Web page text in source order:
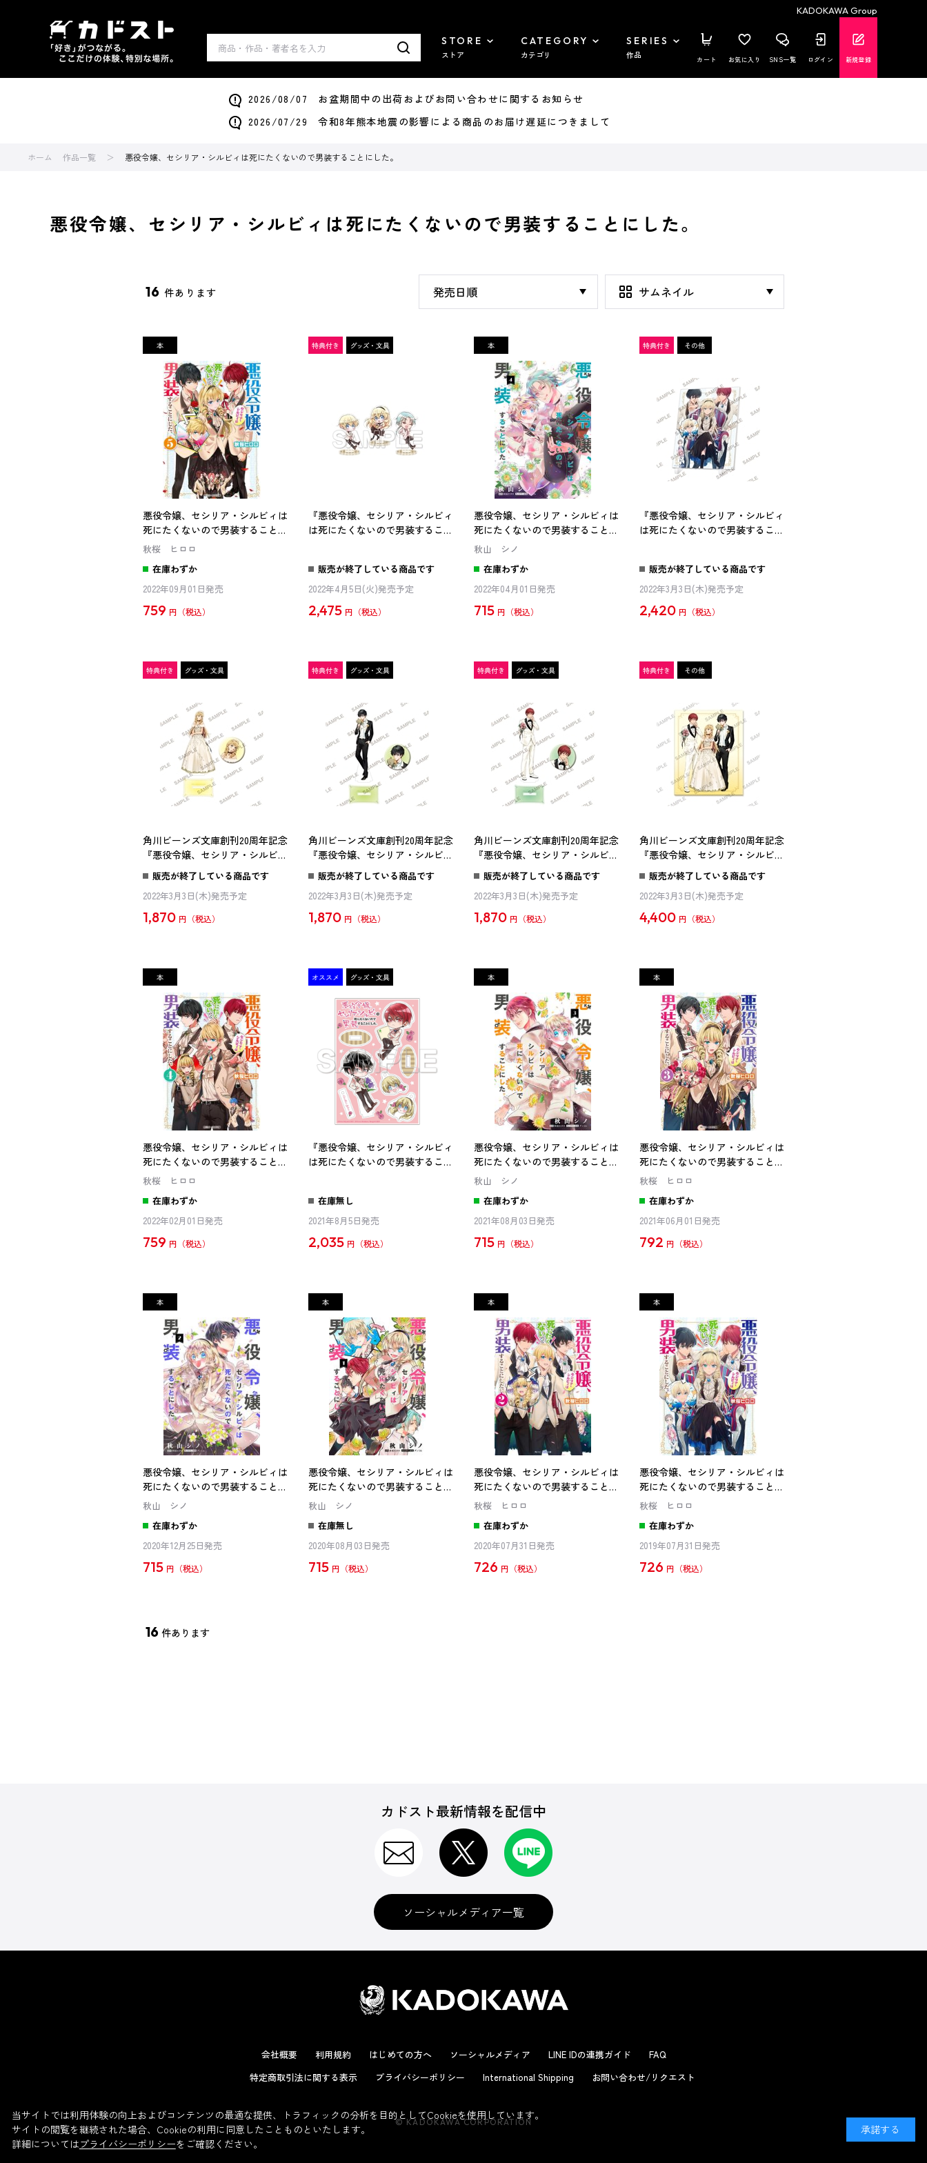
KADOKAWA Group
STORE
ストア
CATEGORY
カテゴリ
SERIES
作品 カート お気に入り SNS一覧 ログイン 新規登録
2026/08/07 お盆期間中の出荷およびお問い合わせに関するお知らせ
2026/07/29 令和8年熊本地震の影響による商品のお届け遅延につきまして
ホーム 作品一覧 悪役令嬢、セシリア・シルビィは死にたくないので男装することにした。
悪役令嬢、セシリア・シルビィは死にたくないので男装することにした。
16 件あります
悪役令嬢、セシリア・シルビィは
死にたくないので男装することに
した。５
秋桜 ヒロロ
在庫わずか
2022年09月01日発売
759 円
『悪役令嬢、セシリア・シルビィ
は死にたくないので男装すること
販売が終了している商品です
2022年4月5日(火)発売予定
2,475 円
悪役令嬢、セシリア・シルビィは
死にたくないので男装することに
した。４
秋山 シノ
在庫わずか
2022年04月01日発売
715 円
『悪役令嬢、セシリア・シルビィ
は死にたくないので男装すること
販売が終了している商品です
2022年3月3日(木)発売予定
2,420 円
角川ビーンズ文庫創刊20周年記念
『悪役令嬢、セシリア・シルビィ
は死にたくないので男装すること
にした。』描き下ろしアクリルフ
ィギュア＆缶バッジセット セ
シリア
販売が終了している商品です
2022年3月3日(木)発売予定
1,870 円
角川ビーンズ文庫創刊20周年記念
『悪役令嬢、セシリア・シルビィ
は死にたくないので男装すること
にした。』描き下ろしアクリルフ
ィギュア＆缶バッジセット ギ
ルバート
販売が終了している商品です
2022年3月3日(木)発売予定
1,870 円
角川ビーンズ文庫創刊20周年記念
『悪役令嬢、セシリア・シルビィ
は死にたくないので男装すること
にした。』描き下ろしアクリルフ
ィギュア＆缶バッジセット オ
スカー
販売が終了している商品です
2022年3月3日(木)発売予定
1,870 円
角川ビーンズ文庫創刊20周年記念
『悪役令嬢、セシリア・シルビィ
は死にたくないので男装すること
にした。』 キャンバスアート
販売が終了している商品です
2022年3月3日(木)発売予定
4,400 円
悪役令嬢、セシリア・シルビィは
死にたくないので男装することに
した。４
秋桜 ヒロロ
在庫わずか
2022年02月01日発売
759 円
『悪役令嬢、セシリア・シルビィ
は死にたくないので男装すること
在庫無し
2021年8月5日発売
2,035 円
悪役令嬢、セシリア・シルビィは
死にたくないので男装することに
した。３
秋山 シノ
在庫わずか
2021年08月03日発売
715 円
悪役令嬢、セシリア・シルビィは
死にたくないので男装することに
した。３
秋桜 ヒロロ
在庫わずか
2021年06月01日発売
792 円
悪役令嬢、セシリア・シルビィは
死にたくないので男装することに
した。２
秋山 シノ
在庫わずか
2020年12月25日発売
715 円
悪役令嬢、セシリア・シルビィは
死にたくないので男装することに
した。１
秋山 シノ
在庫無し
2020年08月03日発売
715 円
悪役令嬢、セシリア・シルビィは
死にたくないので男装することに
した。２
秋桜 ヒロロ
在庫わずか
2020年07月31日発売
726 円
悪役令嬢、セシリア・シルビィは
死にたくないので男装することに
した。
秋桜 ヒロロ
在庫わずか
2019年07月31日発売
726 円
16 件あります
カドスト最新情報を配信中
ソーシャルメディア一覧
会社概要 利用規約 はじめての方へ ソーシャルメディア LINE IDの連携ガイド
FAQ
特定商取引法に関する表示
プライバシーポリシー International Shipping お問い合わせ/リクエスト
© KADOKAWA CORPORATION
当サイトでは利用体験の向上およびコンテンツの最適な提供、トラフィックの分析を目的としてCookieを使用しています。
サイトの閲覧を継続された場合、Cookieの利用に同意したことものといたします。
詳細についてはプライバシーポリシーをご確認ください。
承諾する